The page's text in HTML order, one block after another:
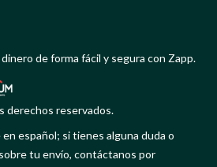
de forma fácil y segura con Zapp.
derechos reservados.
español; si tienes alguna duda o
tu envío, contáctanos por